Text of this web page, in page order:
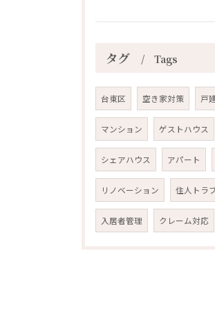
タグ Tags
台東区 空き家対策 戸
マンション ゲストハウス
シェアハウス アパート
リノベーション 住人トラ
入居者管理 クレーム対応